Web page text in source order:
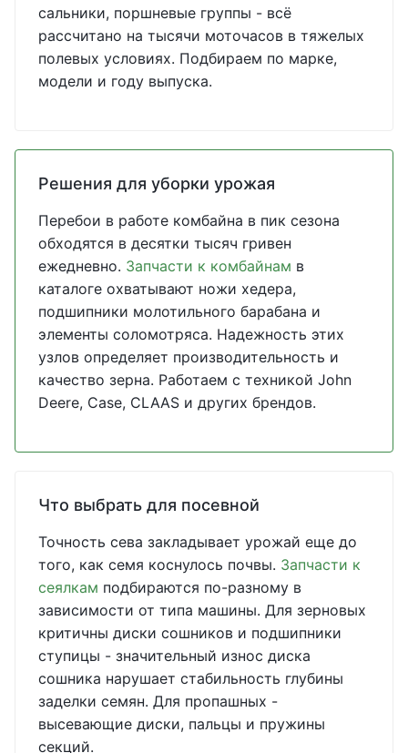
сальники, поршневые группы - всё
рассчитано на тысячи моточасов в тяжелых
полевых условиях. Подбираем по марке,
модели и году выпуска.
Решения для уборки урожая
Перебои в работе комбайна в пик сезона
обходятся в десятки тысяч гривен
ежедневно. Запчасти к комбайнам в
каталоге охватывают ножи хедера,
подшипники молотильного барабана и
элементы соломотряса. Надежность этих
узлов определяет производительность и
качество зерна. Работаем с техникой John
Deere, Case, CLAAS и других брендов.
Что выбрать для посевной
Точность сева закладывает урожай еще до
того, как семя коснулось почвы. Запчасти к
сеялкам подбираются по-разному в
зависимости от типа машины. Для зерновых
критичны диски сошников и подшипники
ступицы - значительный износ диска
сошника нарушает стабильность глубины
заделки семян. Для пропашных -
высевающие диски, пальцы и пружины
секций.